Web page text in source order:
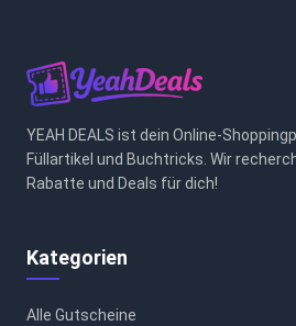
YEAH DEALS ist dein Online-
Füllartikel und Buchtricks. Wir
Rabatte und Deals für dich!
Kategorien
Alle Gutscheine